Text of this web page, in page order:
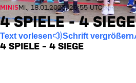
MINISMi., 18.01.2023, 20:55 UTC
4 SPIELE - 4 SIEGE
Text vorlesen Schrift vergrößern
4 SPIELE – 4 SIEGE